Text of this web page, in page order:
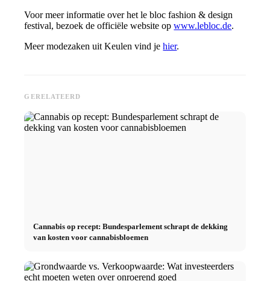
Voor meer informatie over het le bloc fashion & design
festival, bezoek de officiële website opwww.lebloc.de.
Meer modezaken uit Keulen vind jehier.
GERELATEERD
Cannabis op recept: Bundesparlement schrapt de dekking
van kosten voor cannabisbloemen